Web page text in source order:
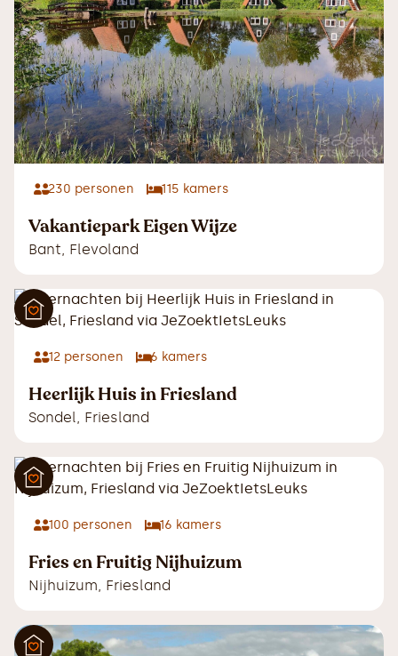
230 personen 115 kamers
Vakantiepark Eigen Wijze
Bant, Flevoland
12 personen 6 kamers
Heerlijk Huis in Friesland
Sondel, Friesland
100 personen 16 kamers
Fries en Fruitig Nijhuizum
Nijhuizum, Friesland